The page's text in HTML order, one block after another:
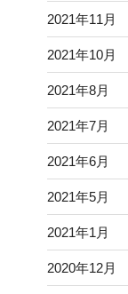
2021年11月
2021年10月
2021年8月
2021年7月
2021年6月
2021年5月
2021年1月
2020年12月